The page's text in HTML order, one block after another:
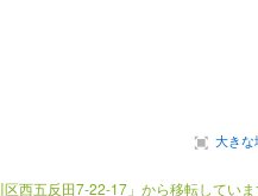
大きな
西五反田7-22-17」から移転していま